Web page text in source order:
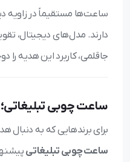
ساعت‌ها مستقیماً در زاویه
دارند. مدل‌های دیجیتال،
جاقلمی، کاربرد این هدیه را
ساعت چوبی
برای برندهایی که به
ساعت چوبی تبلیغاتی